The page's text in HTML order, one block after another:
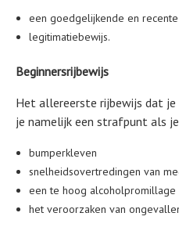
een goedgelijkende en
legitimatiebewijs.
Beginnersrijbewijs
Het allereerste rijbewijs dat je
je namelijk een strafpunt als
bumperkleven
snelheidsovertredingen van
een te hoog alcoholpromillage
het veroorzaken van